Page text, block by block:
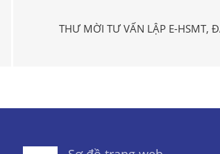
THƯ MỜI TƯ VẤN LẬP E-HSMT,